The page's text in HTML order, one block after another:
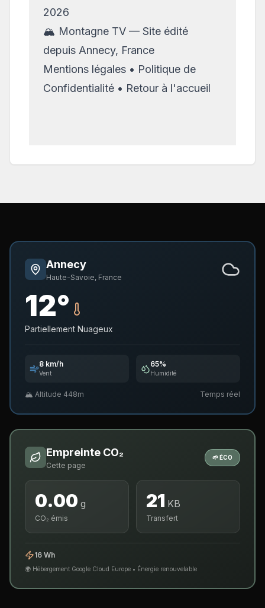
2026
🏔️ Montagne TV — Site édité
depuis Annecy, France
Mentions légales • Politique de
Confidentialité • Retour à l'accueil
Annecy
Haute-Savoie, France
12°
Partiellement Nuageux
8 km/h
Vent
65%
Humidité
🏔️ Altitude 448m Temps réel
Empreinte CO₂
Cette page
🌱 ÉCO
0.00 g
CO₂ émis
21 KB
Transfert
16 Wh
🌍 Hébergement Google Cloud Europe • Énergie renouvelable